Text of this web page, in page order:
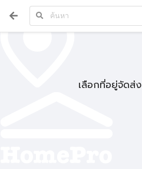
เลือกที่อยู่จัดส่ง